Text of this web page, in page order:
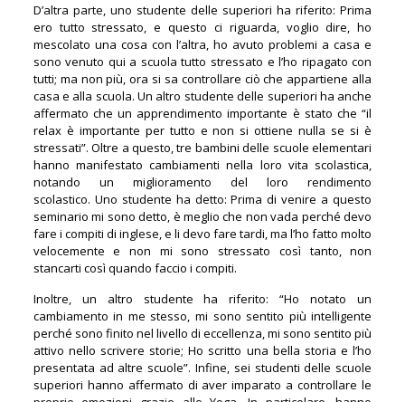
D’altra parte, uno studente delle superiori ha riferito: Prima
ero tutto stressato, e questo ci riguarda, voglio dire, ho
mescolato una cosa con l’altra, ho avuto problemi a casa e
sono venuto qui a scuola tutto stressato e l’ho ripagato con
tutti; ma non più, ora si sa controllare ciò che appartiene alla
casa e alla scuola. Un altro studente delle superiori ha anche
affermato che un apprendimento importante è stato che “il
relax è importante per tutto e non si ottiene nulla se si è
stressati”. Oltre a questo, tre bambini delle scuole elementari
hanno manifestato cambiamenti nella loro vita scolastica,
notando un miglioramento del loro rendimento
scolastico. Uno studente ha detto: Prima di venire a questo
seminario mi sono detto, è meglio che non vada perché devo
fare i compiti di inglese, e li devo fare tardi, ma l’ho fatto molto
velocemente e non mi sono stressato così tanto, non
stancarti così quando faccio i compiti.
Inoltre, un altro studente ha riferito: “Ho notato un
cambiamento in me stesso, mi sono sentito più intelligente
perché sono finito nel livello di eccellenza, mi sono sentito più
attivo nello scrivere storie; Ho scritto una bella storia e l’ho
presentata ad altre scuole”. Infine, sei studenti delle scuole
superiori hanno affermato di aver imparato a controllare le